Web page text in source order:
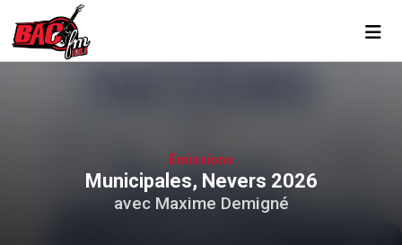
Émissions
Municipales, Nevers 2026
avec Maxime Demigné